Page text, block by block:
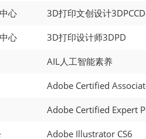
心 3D打印文创设计
心 3D打印设计师3DPD
AIL人工智能素养
Adobe Certified
Adobe Certified Expert
Adobe Illustrator CS6